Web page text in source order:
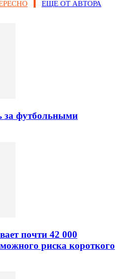
ЕЩЕ ОТ АВТОРА
за футбольными
почти 42 000
риска короткого